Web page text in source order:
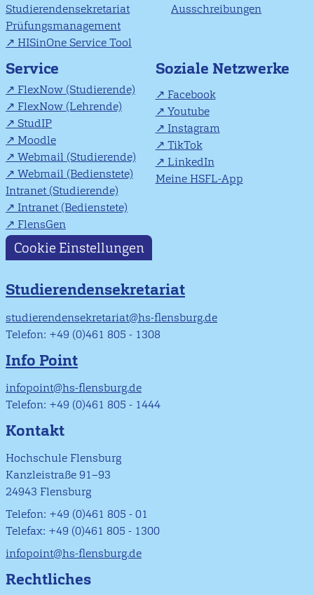
Studierendensekretariat
Prüfungsmanagement
HISinOne Service Tool
Ausschreibungen
Service
FlexNow (Studierende)
FlexNow (Lehrende)
StudIP
Moodle
Webmail (Studierende)
Webmail (Bedienstete)
Intranet (Studierende)
Intranet (Bedienstete)
FlensGen
Soziale Netzwerke
Facebook
Youtube
Instagram
TikTok
LinkedIn
Meine HSFL-App
Cookie Einstellungen
Studierendensekretariat
studierendensekretariat@hs-flensburg.de
Telefon: +49 (0)461 805 - 1308
Info Point
infopoint@hs-flensburg.de
Telefon: +49 (0)461 805 - 1444
Kontakt
Hochschule Flensburg
Kanzleistraße 91–93
24943 Flensburg
Telefon: +49 (0)461 805 - 01
Telefax: +49 (0)461 805 - 1300
infopoint@hs-flensburg.de
Rechtliches